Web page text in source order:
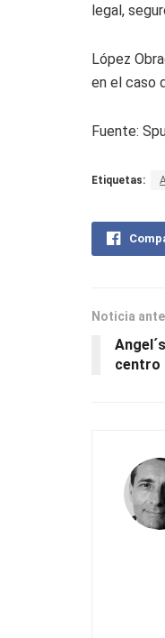
legal,
López
en el caso
Fuente:
Etiquetas:
Noticia
centro